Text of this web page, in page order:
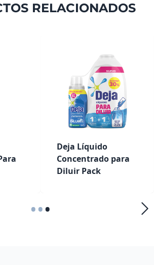
RELACIONADOS
Deja Líquido
Concentrado para
Diluir Pack
•••